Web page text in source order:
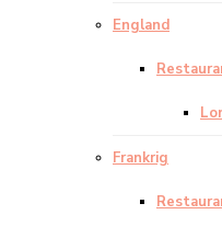
England
Frankrig